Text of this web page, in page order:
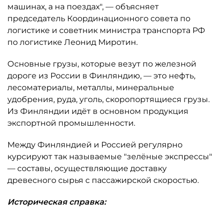
машинах, а на поездах", — объясняет
председатель Координационного совета по
логистике и советник министра транспорта РФ
по логистике Леонид Миротин.
Основные грузы, которые везут по железной
дороге из России в Финляндию, — это нефть,
лесоматериалы, металлы, минеральные
удобрения, руда, уголь, скоропортящиеся грузы.
Из Финляндии идёт в основном продукция
экспортной промышленности.
Между Финляндией и Россией регулярно
курсируют так называемые "зелёные экспрессы"
— составы, осуществляющие доставку
древесного сырья с пассажирской скоростью.
Историческая справка: